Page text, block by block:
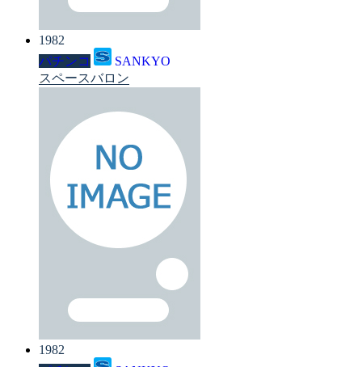
1982
パチンコ
SANKYO
スペースバロン
1982